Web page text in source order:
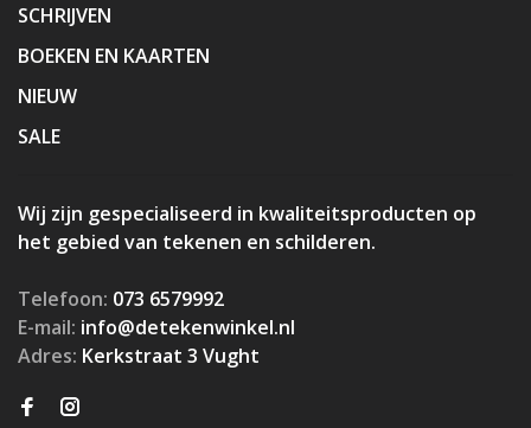
SCHRIJVEN
BOEKEN EN KAARTEN
NIEUW
SALE
Wij zijn gespecialiseerd in kwaliteitsproducten op
het gebied van tekenen en schilderen.
Telefoon: 073 6579992
E-mail: info@detekenwinkel.nl
Adres: Kerkstraat 3 Vught